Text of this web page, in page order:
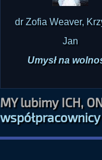
dr Zofia Weaver,
Jan
Umysł na
MY lubimy ICH,